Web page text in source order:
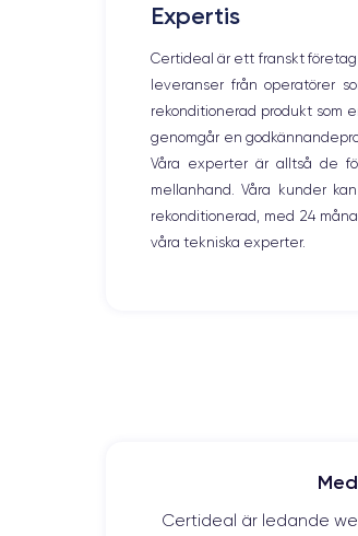
Expertis
Certideal är ett franskt företag
leveranser från operatörer
rekonditionerad produkt som
genomgår en
Våra experter är alltså de
mellanhand. Våra kunder
rekonditionerad, med 24
våra tekniska experter.
Med
Certideal är ledande